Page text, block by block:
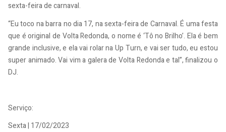
sexta-feira de carnaval.
“Eu toco na barra no dia 17, na sexta-feira de Carnaval. É uma festa
que é original de Volta Redonda, o nome é ‘Tô no Brilho’. Ela é bem
grande inclusive, e ela vai rolar na Up Turn, e vai ser tudo, eu estou
super animado. Vai vim a galera de Volta Redonda e tal”, finalizou o
DJ.
Serviço:
Sexta | 17/02/2023